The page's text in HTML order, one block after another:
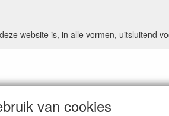
website is, in alle vormen, uitsluitend
van cookies